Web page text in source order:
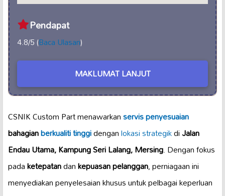
Pendapat
4.8/5 (Baca Ulasan)
MAKLUMAT LANJUT
CSNIK Custom Part menawarkanservis penyesuaian
bahagianberkualiti tinggidenganlokasi strategikdiJalan
Endau Utama, Kampung Seri Lalang, Mersing. Dengan fokus
padaketepatandankepuasan pelanggan, perniagaan ini
menyediakan penyelesaian khusus untuk pelbagai keperluan